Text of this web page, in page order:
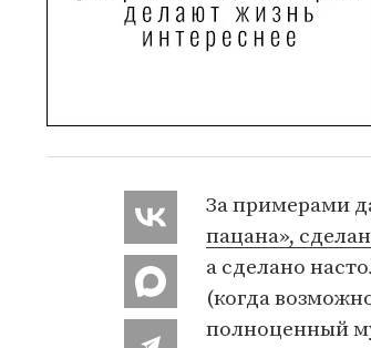
За примерами
пацана»,
а сделано
(когда
полноценный